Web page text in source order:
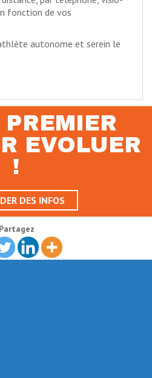
fonction de vos
autonome et serein le
EVOLUER
!
DES INFOS
Partagez